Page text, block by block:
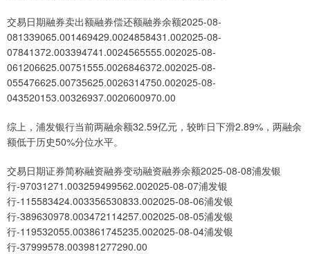
交易日期融券卖出额融券偿还额融券余额2025-08-
081339065.001469429.0024858431.002025-08-
07841372.003394741.0024565555.002025-08-
061206625.00751555.0026846372.002025-08-
055476625.00735625.0026314750.002025-08-
043520153.00326937.0020600970.00
综上，浦发银行当前两融余额32.59亿元，较昨日下滑2.89%，两融余
额低于历史50%分位水平。
交易日期证券简称融资融券变动融资融券余额2025-08-08浦发银
行-97031271.003259499562.002025-08-07浦发银
行-115583424.003356530833.002025-08-06浦发银
行-389630978.003472114257.002025-08-05浦发银
行-119532055.003861745235.002025-08-04浦发银
行-37999578.003981277290.00